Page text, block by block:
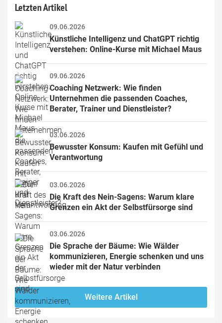
Letzten Artikel
09.06.2026
Künstliche Intelligenz und ChatGPT richtig
verstehen: Online-Kurse mit Michael Maus
09.06.2026
Coaching Netzwerk: Wie finden
Unternehmen die passenden Coaches,
Berater, Trainer und Dienstleister?
03.06.2026
Bewusster Konsum: Kaufen mit Gefühl und
Verantwortung
03.06.2026
Die Kraft des Nein-Sagens: Warum klare
Grenzen ein Akt der Selbstfürsorge sind
03.06.2026
Die Sprache der Bäume: Wie Wälder
kommunizieren, Energie schenken und uns
wieder mit der Natur verbinden
Weitere Artikel